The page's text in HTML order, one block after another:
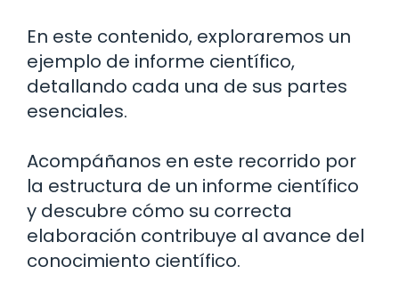
En este contenido, exploraremos un
ejemplo de informe científico,
detallando cada una de sus partes
esenciales.
Acompáñanos en este recorrido por
la estructura de un informe científico
y descubre cómo su correcta
elaboración contribuye al avance del
conocimiento científico.